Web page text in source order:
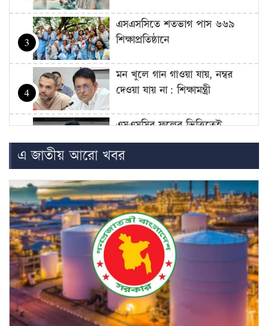
3
এসএসসিতে শতভাগ পাস ৬৬৯
শিক্ষাপ্রতিষ্ঠানে
4
মন খুলে গান গাওয়া যায়, নম্বর
দেওয়া যায় না: শিক্ষামন্ত্রী
5
এসএসসির ফলের ভিত্তিতেই
একাদশে ভর্তি: শিক্ষামন্ত্রী
6
প্রকাশ আজ
7
বুটেক্সে হামলার প্রতিবাদে ‘ছাত্র-
শিক্ষক সংহতি’ কর্মসূচি
8
জুলাই জাদুঘরের ভাস্কর্য ভেঙে
ফেলার আহ্বান রফিকুল ইসলাম
মাদানীর
এ জাতীয় আরো খবর